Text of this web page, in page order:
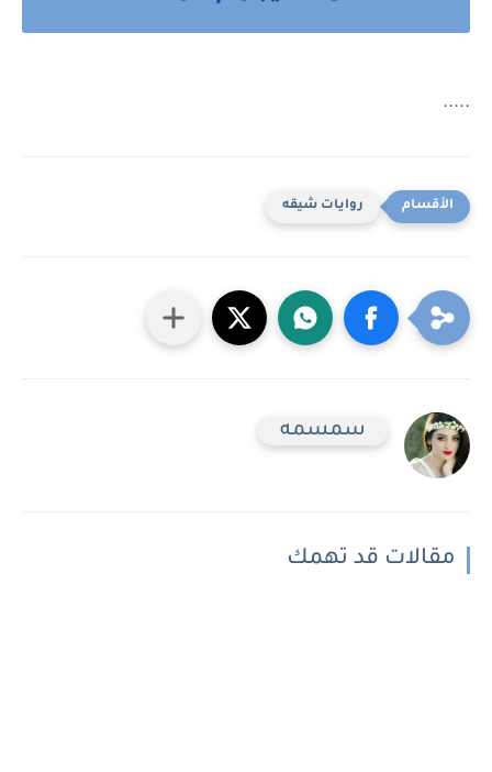
.....
روايات شيقه
سمسمه
مقالات قد تهمك